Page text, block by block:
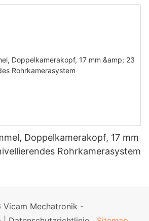
Rohrkamerasystem
Doppelkamerakopf, 17 mm
Rohrkamerasystem
Mechatronik -